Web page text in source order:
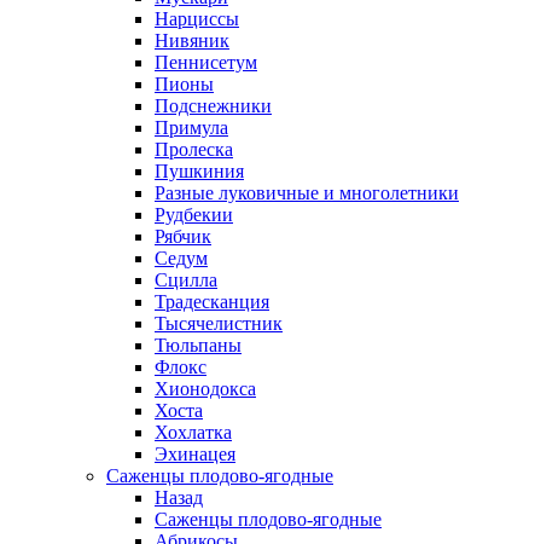
Нарциссы
Нивяник
Пеннисетум
Пионы
Подснежники
Примула
Пролеска
Пушкиния
Разные луковичные и многолетники
Рудбекии
Рябчик
Седум
Сцилла
Традесканция
Тысячелистник
Тюльпаны
Флокс
Хионодокса
Хоста
Хохлатка
Эхинацея
Саженцы плодово-ягодные
Назад
Саженцы плодово-ягодные